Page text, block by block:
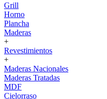
Grill
Horno
Plancha
Maderas
+
Revestimientos
+
Maderas Nacionales
Maderas Tratadas
MDF
Cielorraso